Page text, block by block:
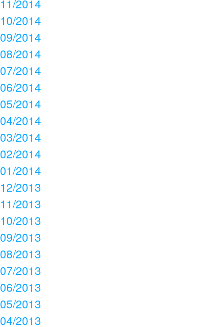
11/2014
10/2014
09/2014
08/2014
07/2014
06/2014
05/2014
04/2014
03/2014
02/2014
01/2014
12/2013
11/2013
10/2013
09/2013
08/2013
07/2013
06/2013
05/2013
04/2013